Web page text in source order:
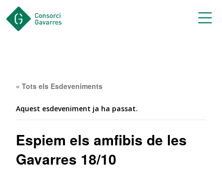
« Tots els Esdeveniments
Aquest esdeveniment ja ha passat.
Espiem els amfibis de les
Gavarres 18/10